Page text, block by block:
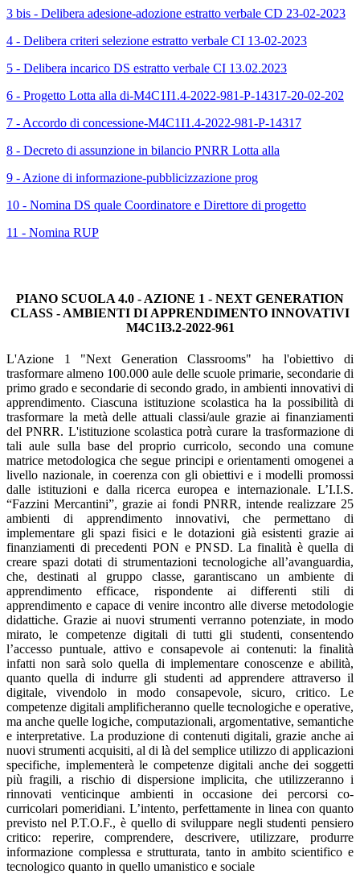
3 bis - Delibera adesione-adozione estratto verbale CD 23-02-2023
4 - Delibera criteri selezione estratto verbale CI 13-02-2023
5 - Delibera incarico DS estratto verbale CI 13.02.2023
6 - Progetto Lotta alla di-M4C1I1.4-2022-981-P-14317-20-02-202
7 - Accordo di concessione-M4C1I1.4-2022-981-P-14317
8 - Decreto di assunzione in bilancio PNRR Lotta alla
9 - Azione di informazione-pubblicizzazione prog
10 - Nomina DS quale Coordinatore e Direttore di progetto
11 - Nomina RUP
PIANO SCUOLA 4.0 - AZIONE 1 - NEXT GENERATION
CLASS - AMBIENTI DI APPRENDIMENTO INNOVATIVI
M4C1I3.2-2022-961
L'Azione 1 "Next Generation Classrooms" ha l'obiettivo di
trasformare almeno 100.000 aule delle scuole primarie, secondarie di
primo grado e secondarie di secondo grado, in ambienti innovativi di
apprendimento. Ciascuna istituzione scolastica ha la possibilità di
trasformare la metà delle attuali classi/aule grazie ai finanziamenti
del PNRR. L'istituzione scolastica potrà curare la trasformazione di
tali aule sulla base del proprio curricolo, secondo una comune
matrice metodologica che segue principi e orientamenti omogenei a
livello nazionale, in coerenza con gli obiettivi e i modelli promossi
dalle istituzioni e dalla ricerca europea e internazionale. L’I.I.S.
“Fazzini Mercantini”, grazie ai fondi PNRR, intende realizzare 25
ambienti di apprendimento innovativi, che permettano di
implementare gli spazi fisici e le dotazioni già esistenti grazie ai
finanziamenti di precedenti PON e PNSD. La finalità è quella di
creare spazi dotati di strumentazioni tecnologiche all’avanguardia,
che, destinati al gruppo classe, garantiscano un ambiente di
apprendimento efficace, rispondente ai differenti stili di
apprendimento e capace di venire incontro alle diverse metodologie
didattiche. Grazie ai nuovi strumenti verranno potenziate, in modo
mirato, le competenze digitali di tutti gli studenti, consentendo
l’accesso puntuale, attivo e consapevole ai contenuti: la finalità
infatti non sarà solo quella di implementare conoscenze e abilità,
quanto quella di indurre gli studenti ad apprendere attraverso il
digitale, vivendolo in modo consapevole, sicuro, critico. Le
competenze digitali amplificheranno quelle tecnologiche e operative,
ma anche quelle logiche, computazionali, argomentative, semantiche
e interpretative. La produzione di contenuti digitali, grazie anche ai
nuovi strumenti acquisiti, al di là del semplice utilizzo di applicazioni
specifiche, implementerà le competenze digitali anche dei soggetti
più fragili, a rischio di dispersione implicita, che utilizzeranno i
rinnovati venticinque ambienti in occasione dei percorsi co-
curricolari pomeridiani. L’intento, perfettamente in linea con quanto
previsto nel P.T.O.F., è quello di sviluppare negli studenti pensiero
critico: reperire, comprendere, descrivere, utilizzare, produrre
informazione complessa e strutturata, tanto in ambito scientifico e
tecnologico quanto in quello umanistico e sociale